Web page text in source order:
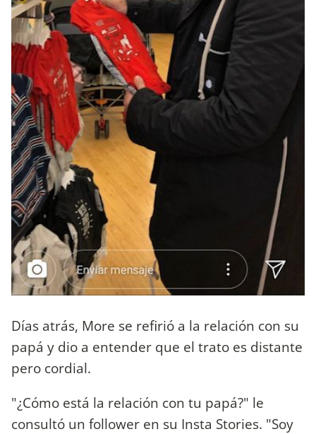
Días atrás, More se refirió a la relación con su
papá y dio a entender que el trato es distante
pero cordial.
"¿Cómo está la relación con tu papá?" le
consultó un follower en su Insta Stories. "Soy